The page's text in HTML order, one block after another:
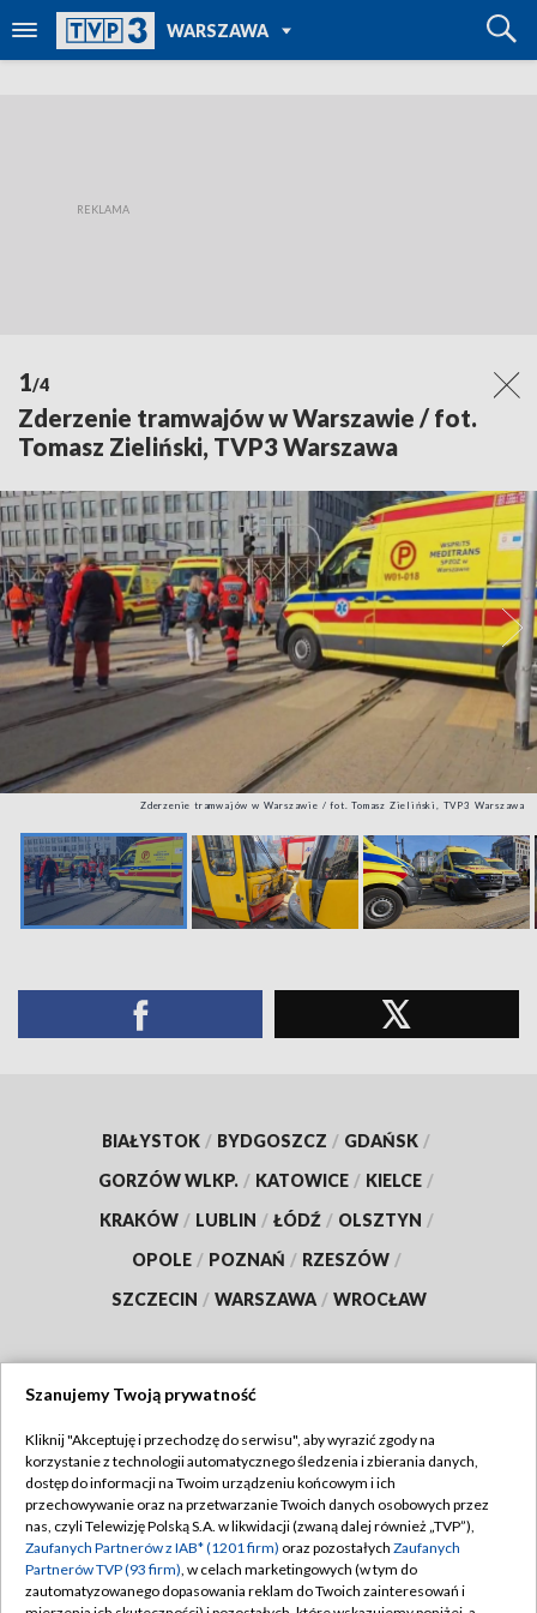
WARSZAWA
TVP REGIONY
1/4
Zderzenie tramwajów w Warszawie / fot.
Tomasz Zieliński, TVP3 Warszawa
Zderzenie tramwajów w Warszawie / fot. Tomasz Zieliński, TVP3 Warszawa
BIAŁYSTOK / BYDGOSZCZ / GDAŃSK /
GORZÓW WLKP. / KATOWICE / KIELCE /
KRAKÓW / LUBLIN / ŁÓDŹ / OLSZTYN /
OPOLE / POZNAŃ / RZESZÓW /
SZCZECIN / WARSZAWA / WROCŁAW
TVP
Abonament TVP
Emisja w TVP
Centrum informacji TVP
Regulamin TVP
Polityka prywatności
Moje zgody
Szanujemy Twoją prywatność
Kliknij "Akceptuję i przechodzę do serwisu", aby wyrazić zgody na
korzystanie z technologii automatycznego śledzenia i zbierania danych,
dostęp do informacji na Twoim urządzeniu końcowym i ich
przechowywanie oraz na przetwarzanie Twoich danych osobowych przez
nas, czyli Telewizję Polską S.A. w likwidacji (zwaną dalej również „TVP”),
Zaufanych Partnerów z IAB* (1201 firm) oraz pozostałych Zaufanych
Partnerów TVP (93 firm), w celach marketingowych (w tym do
zautomatyzowanego dopasowania reklam do Twoich zainteresowań i